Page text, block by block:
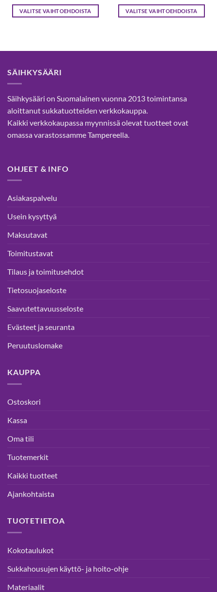
VALITSE VAIHTOEHDOISTA
useampi
Voit
tuotteen
sivulla.
VALITSE VAIHTOEHDOISTA
useampi
tuotteen
SÄIHKYSÄÄRI
Säihkysääri on Suomalainen vuonna 2013 toimintansa
aloittanut sukkatuotteiden verkkokauppa.
Kaikki verkkokaupassa myynnissä olevat tuotteet ovat
omassa varastossamme Tampereella.
OHJEET & INFO
Asiakaspalvelu
Usein kysyttyä
Maksutavat
Toimitustavat
Tilaus ja toimitusehdot
Tietosuojaseloste
Saavutettavuusseloste
Evästeet ja seuranta
Peruutuslomake
KAUPPA
Ostoskori
Kassa
Oma tili
Tuotemerkit
Kaikki tuotteet
Ajankohtaista
TUOTETIETOA
Kokotaulukot
Sukkahousujen käyttö- ja hoito-ohje
Materiaalit